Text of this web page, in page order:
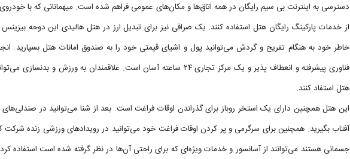
دسترسی به اینترنت بی سیم رایگان در همه اتاق‌ها و مکان‌های عمومی فراهم شده است. میهمانانی که با
از خدمات پارکینگ رایگان هتل استفاده کنند. یک صرافی نیز برای تبدیل ارز در هتل هالیدی این دوحه
فناوری پیشرفته و انعطاف پذیر و یک مرکز تجاری ۲۴ ساعته آسان است. علاقمندان به ورزش
هتل استفاد کنند.
این هتل همچنین دارای یک استخر روباز برای گذراندن اوقات فراغت است. بعد از شنا می‌توانید در صندلی‌های
آفتاب بگیرید. همچنین برای سرگرمی و پر کردن اوقات فراغت خود می‌توانید در رویدادهای ورزشی زنده شرکت
جسمانی هستند می‌توانند از آسانسور و خدمات ویژه‌ای که برای راحتی آن‌ها در نظر گرفته شده است استفاده